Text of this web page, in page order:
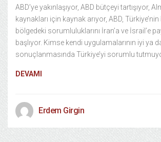
ABD’ye yakınlaşıyor, ABD bütçeyi tartışıyor,
kaynakları için kaynak arıyor, ABD, Türkiye’nin
bölgedeki sorumluluklarını İran’a ve İsrail’e
başlıyor. Kimse kendi uygulamalarının iyi ya
sonuçlanmasında Türkiye’yi sorumlu
DEVAMI
Erdem Girgin